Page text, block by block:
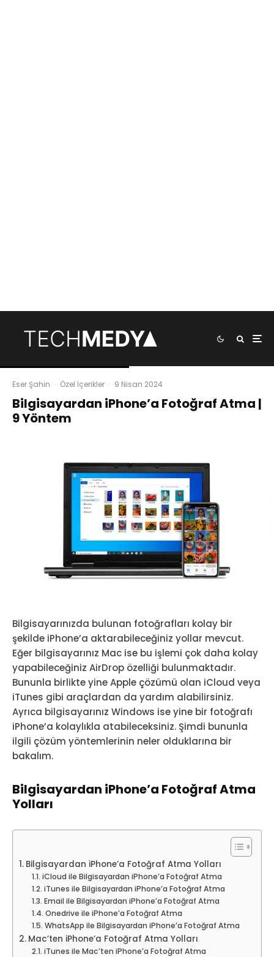
Eser Şahin · Özel İçerikler · 9 Nisan 2024
Bilgisayardan iPhone’a Fotoğraf Atma |
9 Yöntem
Bilgisayarınızda bulunan fotoğrafları kolay bir
şekilde iPhone’a aktarabileceğiniz yollar mevcut.
Eğer bilgisayarınız Mac ise bu işlemi çok daha kolay
yapabileceğiniz AirDrop özelliği bulunmaktadır.
Bununla birlikte yine Apple çözümü olan iCloud veya
iTunes gibi araçlardan da yardım alabilirsiniz.
Ayrıca bilgisayarınız Windows ise yine bir fotoğrafı
iPhone’a kolaylıkla atabileceksiniz. Şimdi bununla
ilgili çözüm yöntemlerinin neler olduklarına bir
bakalım.
Bilgisayardan iPhone’a Fotoğraf Atma
Yolları
Bilgisayardan iPhone’a Fotoğraf Atma Yolları
iCloud ile Bilgisayardan iPhone’a Fotoğraf Atma
iTunes ile Bilgisayardan iPhone’a Fotoğraf Atma
Email ile Bilgisayardan iPhone’a Fotoğraf Atma
Onedrive ile iPhone’a Fotoğraf Atma
WhatsApp ile Bilgisayardan iPhone’a Fotoğraf Atma
Mac’ten iPhone’a Fotoğraf Atma Yolları
iTunes ile Mac’ten iPhone’a Fotoğraf Atma